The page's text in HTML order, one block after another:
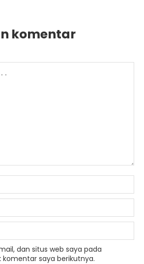
komentar
dan situs web saya pada
saya berikutnya.